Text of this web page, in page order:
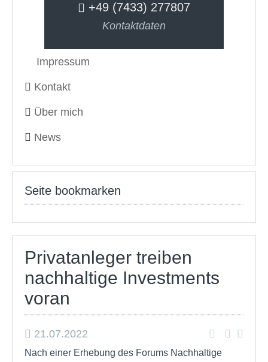
+49 (7433) 277807
Kontaktdaten
Impressum
Kontakt
Über mich
News
Seite bookmarken
Privatanleger treiben
nachhaltige Investments
voran
21.07.2022
Nach einer Erhebung des Forums Nachhaltige